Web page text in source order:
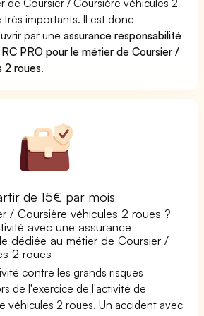
importants. Il est donc
par uneassurance responsabilité
PRO pour le métier de Coursier /
2 roues.
de 15€ par mois
/ Coursière véhicules 2 roues ?
avec une assurance
dédiée au métier de Coursier /
2 roues
contre les grands risques
de l'exercice de l'activité de
véhicules 2 roues. Un accident avec